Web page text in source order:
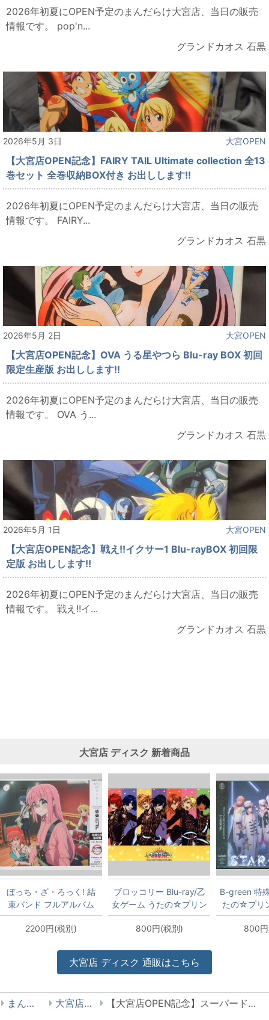
2026年初夏にOPEN予定のまんだらけ大宮店、当日の販売
情報です。 pop'n...
グランドカオス 石黒
2026年5月 3日 大宮OPEN
【大宮店OPEN記念】FAIRY TAIL Ultimate collection 全13
巻セット 全巻収納BOX付き お出しします!!
2026年初夏にOPEN予定のまんだらけ大宮店、当日の販売
情報です。 FAIRY...
グランドカオス 石黒
2026年5月 2日 大宮OPEN
【大宮店OPEN記念】OVA うる星やつら Blu-ray BOX 初回
限定生産版 お出しします!!
2026年初夏にOPEN予定のまんだらけ大宮店、当日の販売
情報です。 OVA う...
グランドカオス 石黒
2026年5月 1日 大宮OPEN
【大宮店OPEN記念】戦え!!イクサー1 Blu-rayBOX 初回限
定版 お出しします!!
2026年初夏にOPEN予定のまんだらけ大宮店、当日の販売
情報です。 戦え!!イ...
グランドカオス 石黒
大宮店 ディスク 新着商品
ぼっち・ざ・ろっく! 結
束バンド フルアルバム
期間生産限定盤
2200円(税別)
ブロッコリー Blu-ray/乙
女ゲーム うたの☆プリン
スさまっ♪ 劇場版 マジ
LOVEキングダム 初回限
800円(税別)
B-green 特
たの☆プリ
10th
800
大宮店 ディスク 通販はこちら
まんだらけ 大宮店 UFO 【大宮店OPEN記念】スーパードンキーコング オリジナル・サウンド・バージョン